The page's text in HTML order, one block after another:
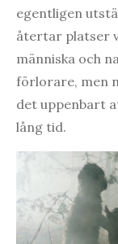
egentligen
återtar platser
människa och
förlorare, men
det uppenbart
lång tid.